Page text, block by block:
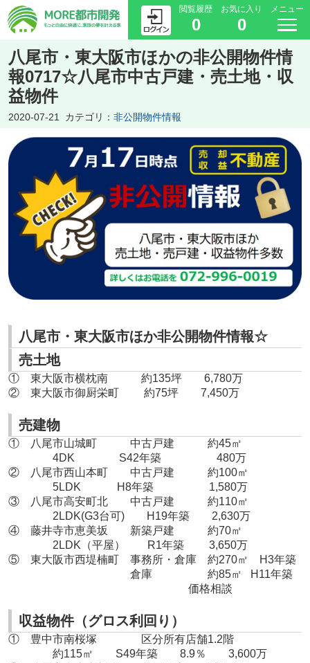
閲覧履歴
0
お気に入り
0
メニュー
八尾市・東大阪市ほかの非公開物件情
報0717☆八尾市中古戸建・売土地・収
益物件
2020-07-21 カテゴリ： 非公開物件情報
八尾市・東大阪市ほか非公開物件情報☆
売土地
① 東大阪市横枕南 約135坪 6,780万
② 東大阪市御厨栄町 約75坪 7,450万
売建物
① 八尾市山城町 中古戸建 約45㎡
4DK S42年築 480万
② 八尾市西山本町 中古戸建 約100㎡
5LDK H8年築 1,580万
③ 八尾市高安町北 中古戸建 約110㎡
2LDK(G3台可) H19年築 2,630万
④ 藤井寺市恵美坂 新築戸建 約70㎡
2LDK（平屋） R1年築 3,650万
⑤ 東大阪市西堤楠町 事務所・倉庫 約270㎡ H3年築
倉庫 約85㎡ H11年築
価格相談
収益物件（グロス利回り）
① 豊中市南桜塚 区分所有店舗1.2階
約115㎡ S49年築 8.9％ 3,600万